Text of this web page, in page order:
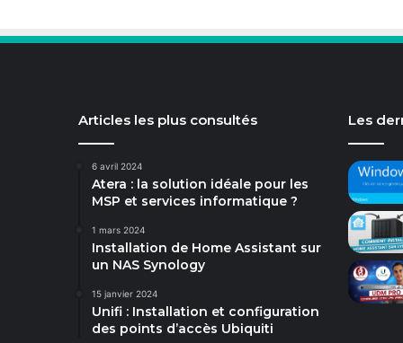
Articles les plus consultés
6 avril 2024
Atera : la solution idéale pour les
MSP et services informatique ?
1 mars 2024
Installation de Home Assistant sur
un NAS Synology
15 janvier 2024
Unifi : Installation et configuration
des points d’accès Ubiquiti
Les